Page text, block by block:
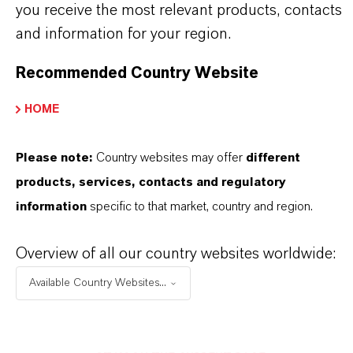
molecular
de produto
de Cor
you receive the most relevant products, contacts
and information for your region.
Recommended Country Website
HOME
Please note: Country websites may offer different
products, services, contacts and regulatory
information specific to that market, country and region.
Overview of all our country websites worldwide:
Available Country Websites...